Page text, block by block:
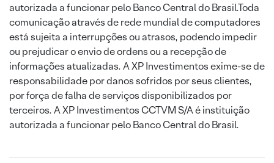
autorizada a funcionar pelo Banco Central do Brasil.Toda
comunicação através de rede mundial de computadores
está sujeita a interrupções ou atrasos, podendo impedir
ou prejudicar o envio de ordens ou a recepção de
informações atualizadas. A XP Investimentos exime-se de
responsabilidade por danos sofridos por seus clientes,
por força de falha de serviços disponibilizados por
terceiros. A XP Investimentos CCTVM S/A é instituição
autorizada a funcionar pelo Banco Central do Brasil.